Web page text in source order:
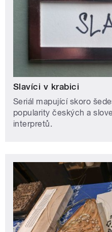
Slavíci v krabici
Seriál mapující skoro
popularity českých a
interpretů.